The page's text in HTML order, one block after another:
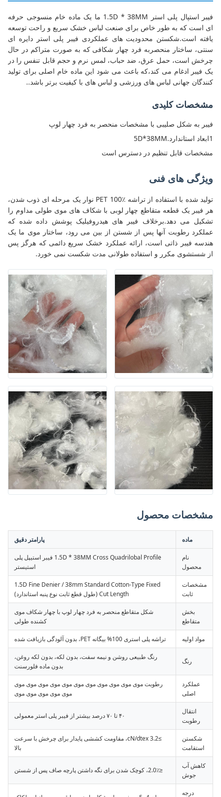
فیبر استپال پلی استر 1.5D * 38MM ما یک ماده خام منسوجی حرفه
ای است که به طور خاص برای صنعت لباس خشک سریع و راحت توسعه
یافته است.شکستن محدودیت های عملکردی فیبر پلی استر دایره ای
سنتی، ساختار منحصربه فرد چهار شکافی که به صورت متراکم در حال
چرخش است، حمل عرق، ضد حباب، لمس نرم و حجم قابل تنفس را در
یک فیبر ادغام می کند،که باعث می شود این ماده خام اصلی برای تولید
کنندگان جهانی لباس های ورزشی و لباس های با کیفیت برتر باشد..
مشخصات کلیدی
فیبر به شکل صلیبی با مشخصات منحصر به فرد چهار لوپ
1ابعاد استاندارد.5D*38MM
مشخصات قابل تنظیم در دسترس است
ویژگی های فنی
تولید شده با استفاده از تراشه PET 100٪ نوار یک مرحله ای ذوب شدن،
هر فیبر یک قطعه متقاطع چهار لوبی با شکاف های موی طولی مداوم را
تشکیل می دهد.برخلاف فیبر های هیدروفیلیک پوشش داده شده که
عملکرد رطوبت آنها پس از شستن از بین می رود، ساختار موی ما یک
هندسه فیبر ذاتی است، ارائه عملکرد خشک سریع دائمی که هرگز پس
از شستشوی مکرر و استفاده طولانی مدت شکست نمی خورد.
مشخصات محصول
ماده پارامتر دقیق
نام
محصول
1.5D * 38MM Cross Quadrilobal Profile فیبر استیپل پلی
استیستر
مشخصات
ثابت
1.5D Fine Denier / 38mm Standard Cotton-Type Fixed
Cut Length (طول قطع ثابت نوع پنبه استاندارد)
بخش
متقاطع
شکل متقاطع منحصر به فرد چهار لوپ با چهار شکاف موی
کشنده طولی
مواد اولیه تراشه پلی استری 100% بیگانه PET، بدون آلودگی بازیافت شده
رنگ
رنگ طبیعی روشن و نیمه سفت، بدون لکه، بدون لکه روغن،
بدون ماده فلورسنت
عملکرد
اصلی
رطوبت موی موی موی موی موی موی موی موی موی موی موی
موی موی موی موی موی
انتقال
رطوبت
۴۰ تا ۷۰ درصد بیشتر از فیبر پلی استر معمولی
شکستن
استقامت
≥3.2 cN/dtex، مقاومت کششی پایدار برای چرخش با سرعت
بالا
کاهش آب
جوش
≤2.0٪، کوچک شدن برای نگه داشتن پارچه صاف پس از شستن
درجه